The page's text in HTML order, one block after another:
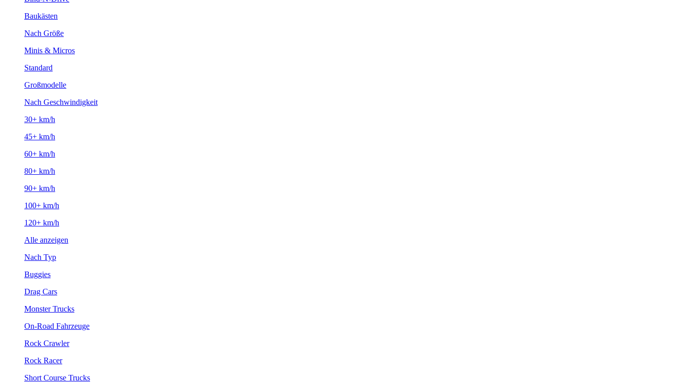
Baukästen
Nach Größe
Minis & Micros
Standard
Großmodelle
Nach Geschwindigkeit
30+ km/h
45+ km/h
60+ km/h
80+ km/h
90+ km/h
100+ km/h
120+ km/h
Alle anzeigen
Nach Typ
Buggies
Drag Cars
Monster Trucks
On-Road Fahrzeuge
Rock Crawler
Rock Racer
Short Course Trucks